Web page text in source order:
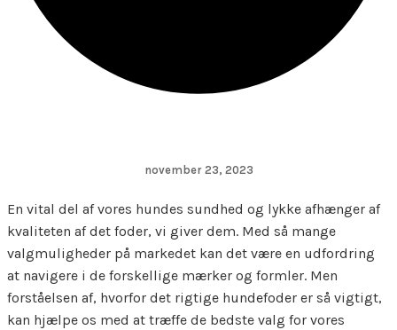
november 23, 2023
En vital del af vores hundes sundhed og lykke afhænger af
kvaliteten af det foder, vi giver dem. Med så mange
valgmuligheder på markedet kan det være en udfordring
at navigere i de forskellige mærker og formler. Men
forståelsen af, hvorfor det rigtige hundefoder er så vigtigt,
kan hjælpe os med at træffe de bedste valg for vores